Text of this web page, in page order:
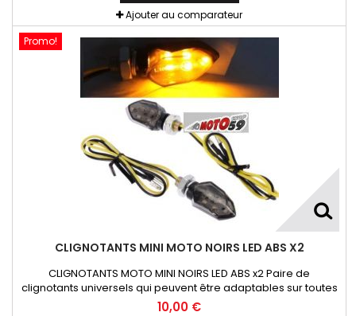
Ajouter au comparateur
Promo!
CLIGNOTANTS MINI MOTO NOIRS LED ABS X2
CLIGNOTANTS MOTO MINI NOIRS LED ABS x2 Paire de
clignotants universels qui peuvent être adaptables sur toutes
motos ou scooters
10,00 €